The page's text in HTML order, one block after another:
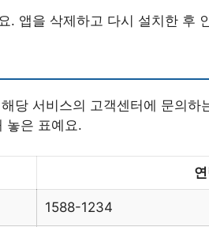
. 앱을 삭제하고 다시 설치한 후
당 서비스의 고객센터에 문의하
놓은 표예요.
1588-1234